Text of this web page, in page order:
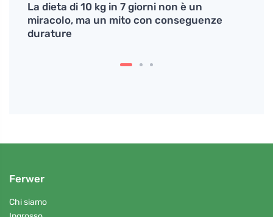
La dieta di 10 kg in 7 giorni non è un
miracolo, ma un mito con conseguenze
durature
Ferwer
Chi siamo